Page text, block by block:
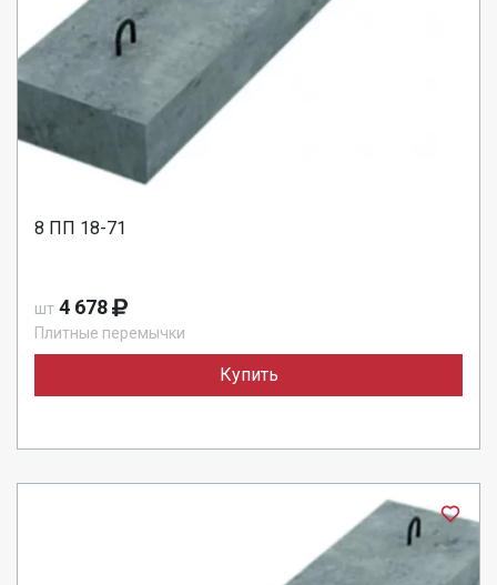
8 ПП 18-71
шт 4 678
Плитные перемычки
Купить